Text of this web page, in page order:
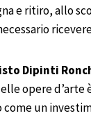
e ritiro, allo
Dipinti
opere
un